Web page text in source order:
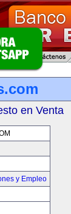
en Venta
y Empleo